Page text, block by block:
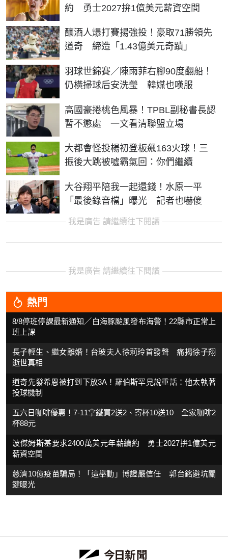
約 勇士2027拚1億美元薪資空間
釀酒人爆打賽揚強投！豪取71勝領先
道奇 締造「1.43億美元奇蹟」
羽球世錦賽／陳雨菲右腳90度翻船！
仍橫掃球后安洗瑩 韓媒也嘆服
高國豪捲桃色風暴！TPBL副秘書長認
暫不懲處 一文看清聯盟立場
大都會怪投楊初登板飆163火球！三
振後大跳被噓霸氣回：你們繼續
大谷翔平陪我一起還錢！水原一平
「最後錄音檔」曝光 記者也嚇傻
我是廣告 請繼續往下閱讀
我是廣告 請繼續往下閱讀
熱門
8/8停班停課最新通知／白海豚颱風發布海警！22縣市正常上
班上課
長子輕生、繼女離婚！台玻夫人徐莉玲首發聲 痛揭徐子翔
逝世真相
道奇先發希恩被打到下放3A！羅伯斯罕見說重話：他太執著
投球機制
五六日咖啡優惠！7-11拿鐵買2送2、寄杯10送10 全家咖啡2
杯88元
波傑姆斯基要求2400萬美元年薪續約 勇士2027拚1億美元
薪資空間
慈濟10億疫苗騙局！「這舉動」博證嚴信任 郭台銘避坑關
鍵曝光